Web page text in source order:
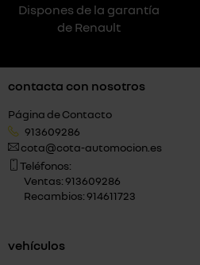
Dispones de la garantía
de Renault
contacta con nosotros
Página de Contacto
913609286
cota@cota-automocion.es
Teléfonos:
Ventas: 913609286
Recambios: 914611723
vehículos